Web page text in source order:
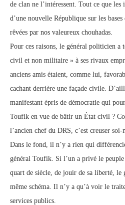
de clan ne l’intéressent. Tout ce que les
d’une nouvelle République sur les
rêvées par nos valeureux chouhadas.
Pour ces raisons, le général politicien a
civil et non militaire » à ses rivaux
anciens amis étaient, comme lui,
cachant derrière une façade civile.
manifestant épris de démocratie qui
Toufik en vue de bâtir un État civil ?
l’ancien chef du DRS, c’est creuser soi-
Dans le fond, il n’y a rien qui
général Toufik. Si l’un a privé le
quart de siècle, de jouir de sa liberté, le
même schéma. Il n’y a qu’à voir le
services publics.